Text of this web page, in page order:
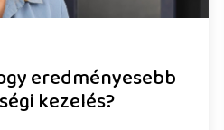
eredményesebb
kezelés?